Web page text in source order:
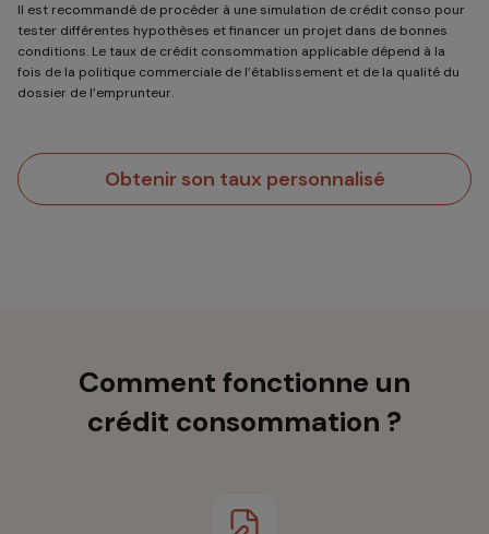
Il est recommandé de procéder à une simulation de crédit conso pour
tester différentes hypothèses et financer un projet dans de bonnes
conditions. Le taux de crédit consommation applicable dépend à la
fois de la politique commerciale de l’établissement et de la qualité du
dossier de l’emprunteur.
Obtenir son taux personnalisé
Comment fonctionne un
crédit consommation ?